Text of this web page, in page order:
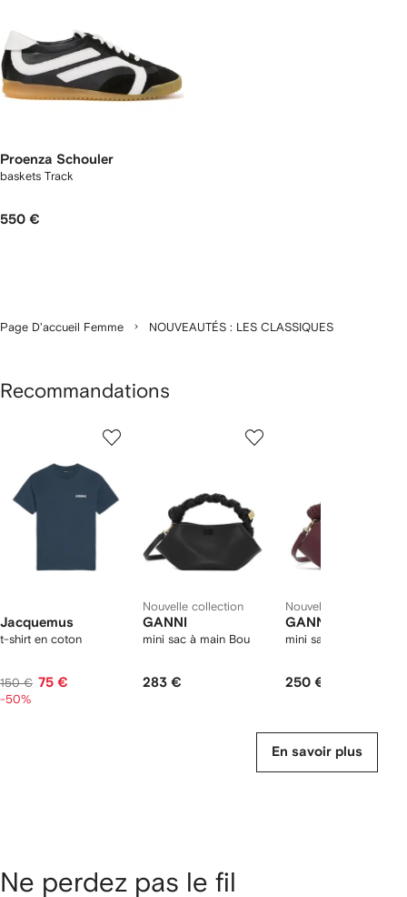
Proenza Schouler
baskets Track
550 €
Page D'accueil Femme NOUVEAUTÉS : LES CLASSIQUES
Recommandations
Jacquemus
t-shirt en coton
150 € 75 €
-50%
Nouvelle collection
GANNI
mini sac à main Bou
283 €
Nouvelle collection
GANNI
mini sac à main Bou
250 €
En savoir plus
Ne perdez pas le fil